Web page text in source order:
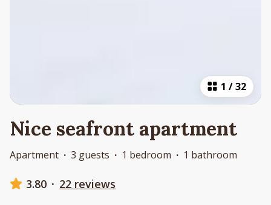
1 /32
Nice seafront apartment
Apartment · 3 guests · 1 bedroom · 1 bathroom
3.80 · 22 reviews